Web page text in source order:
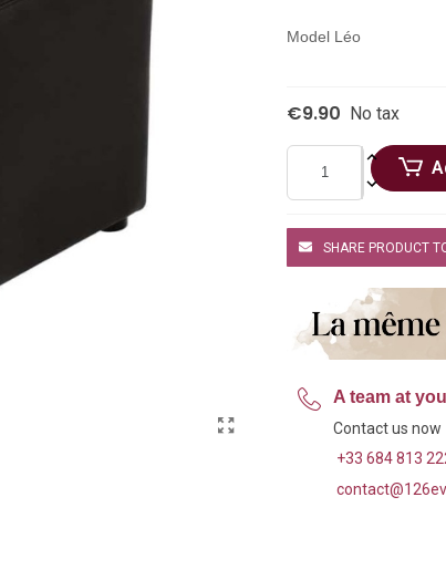
Model Léo
€9.90 No tax
SHARE PRODUCT
A team at
Contact us now
+33 684 813